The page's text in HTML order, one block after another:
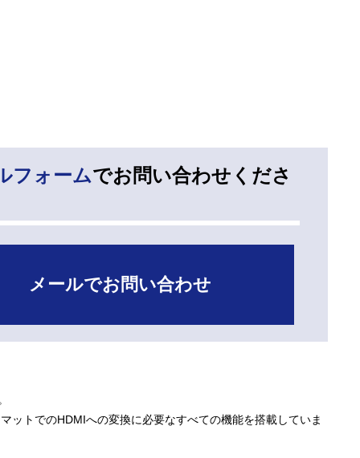
フォームでお問い合わせくださ
メールでお問い合わせ
ットでのHDMIへの変換に必要なすべての機能を搭載していま